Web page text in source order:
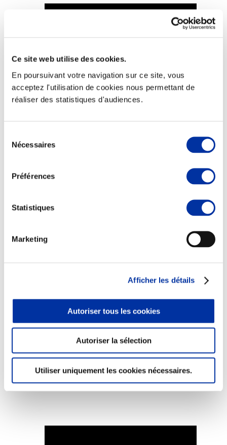
Ce site web utilise des cookies.
En poursuivant votre navigation sur ce site, vous
acceptez l'utilisation de cookies nous permettant de
réaliser des statistiques d'audiences.
Nécessaires
Préférences
Statistiques
Marketing
Afficher les détails
Autoriser tous les cookies
Autoriser la sélection
Utiliser uniquement les cookies nécessaires.
Viande et climat
Valorisation de l’herbe
Autonomie des élevages
Qualité air, eau, sols
Economie de ressources
Abattoir
Partenaire Climat